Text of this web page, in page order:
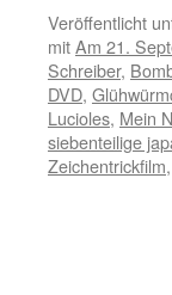
Veröffentlicht
mitAm 21.
Schreiber,
DVD,
Lucioles, Mein
siebenteilige
Zeichentrickfilm,